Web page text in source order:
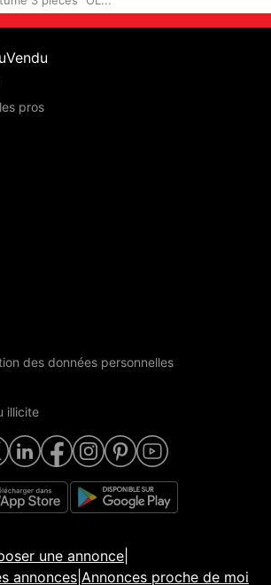
pros
des données personnelles
illicite
une annonce
annonces Annonces proche de moi